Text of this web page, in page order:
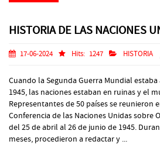
HISTORIA DE LAS NACIONES
17-06-2024 Hits: 1247 HISTORIA
Cuando la Segunda Guerra Mundial
1945, las naciones estaban en ruinas y el
Representantes de 50 países se reunieron
Conferencia de las Naciones Unidas sobre
del 25 de abril al 26 de junio de 1945.
meses, procedieron a redactar y ...